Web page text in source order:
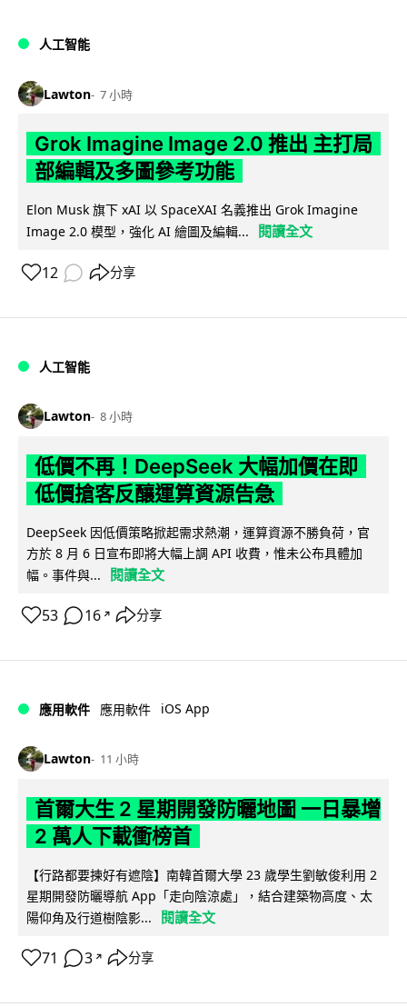
人工智能
Lawton 7 小時
Grok Imagine Image 2.0 推出 主打局
部編輯及多圖參考功能
Elon Musk 旗下 xAI 以 SpaceXAI 名義推出 Grok Imagine
Image 2.0 模型，強化 AI 繪圖及編輯...
閱讀全文
12 分享
人工智能
Lawton 8 小時
低價不再！DeepSeek 大幅加價在即
低價搶客反釀運算資源告急
DeepSeek 因低價策略掀起需求熱潮，運算資源不勝負荷，官
方於 8 月 6 日宣布即將大幅上調 API 收費，惟未公布具體加
幅。事件與...
閱讀全文
53 16 ↗ 分享
應用軟件 應用軟件 iOS App
Lawton 11 小時
首爾大生 2 星期開發防曬地圖 一日暴增
2 萬人下載衝榜首
【行路都要揀好有遮陰】南韓首爾大學 23 歲學生劉敏俊利用 2
星期開發防曬導航 App「走向陰涼處」，結合建築物高度、太
陽仰角及行道樹陰影...
閱讀全文
71 3 ↗ 分享